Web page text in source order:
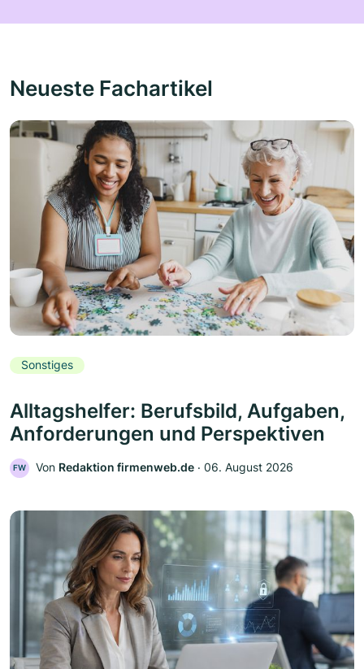
Neueste Fachartikel
Sonstiges
Alltagshelfer: Berufsbild, Aufgaben,
Anforderungen und Perspektiven
FW Von Redaktion firmenweb.de ‧ 06. August 2026